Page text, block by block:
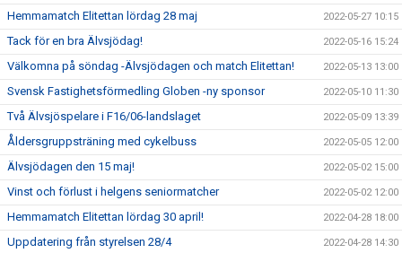
Hemmamatch Elitettan lördag 28 maj 2022-05-27 10:15
Tack för en bra Älvsjödag! 2022-05-16 15:24
Välkomna på söndag -Älvsjödagen och match Elitettan! 2022-05-13 13:00
Svensk Fastighetsförmedling Globen -ny sponsor 2022-05-10 11:30
Två Älvsjöspelare i F16/06-landslaget 2022-05-09 13:39
Åldersgruppsträning med cykelbuss 2022-05-05 12:00
Älvsjödagen den 15 maj! 2022-05-02 15:00
Vinst och förlust i helgens seniormatcher 2022-05-02 12:00
Hemmamatch Elitettan lördag 30 april! 2022-04-28 18:00
Uppdatering från styrelsen 28/4 2022-04-28 14:30